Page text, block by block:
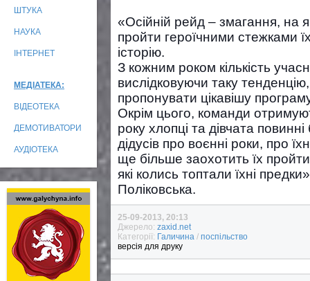
ШТУКА
НАУКА
ІНТЕРНЕТ
МЕДІАТЕКА:
ВІДЕОТЕКА
ДЕМОТИВАТОРИ
АУДІОТЕКА
«Осійній рейд – змагання, на
пройти героїчними стежками
історію.
З кожним роком кількість
вислідковуючи таку
пропонувати цікавішу
Окрім цього, команди
року хлопці та дівчата
дідусів про воєнні роки, про
ще більше заохотить їх
які колись топтали їхні
Поліковська.
25-09-2013, 20:13
Джерело: zaxid.net
Категорії: Галичина / поспільство
версія для друку